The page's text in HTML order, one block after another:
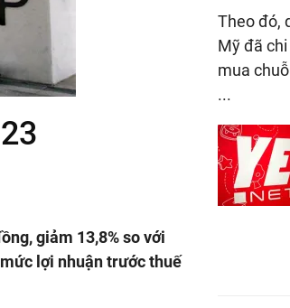
giảm 13,8% so với
lợi nhuận trước thuế
Theo đó,
Mỹ đã
mua
...